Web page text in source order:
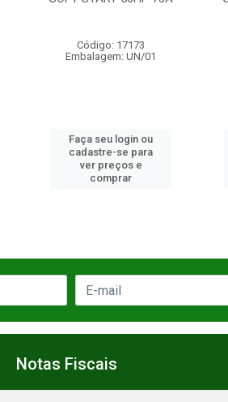
Código: 6247
Embalagem: UN/01
Faça seu login ou
cadastre-se para
ver preços e
comprar
Notas Fiscais